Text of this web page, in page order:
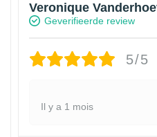
Veronique
Geverifieerde review
5/5
Il y a 1 mois